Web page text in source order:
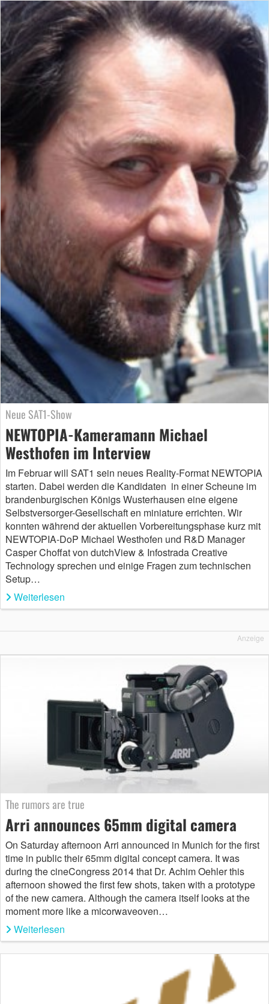
Neue SAT1-Show
NEWTOPIA-Kameramann Michael
Westhofen im Interview
Im Februar will SAT1 sein neues Reality-Format NEWTOPIA
starten. Dabei werden die Kandidaten in einer Scheune im
brandenburgischen Königs Wusterhausen eine eigene
Selbstversorger-Gesellschaft en miniature errichten. Wir
konnten während der aktuellen Vorbereitungsphase kurz mit
NEWTOPIA-DoP Michael Westhofen und R&D Manager
Casper Choffat von dutchView & Infostrada Creative
Technology sprechen und einige Fragen zum technischen
Setup…
Weiterlesen
Anzeige
The rumors are true
Arri announces 65mm digital camera
On Saturday afternoon Arri announced in Munich for the first
time in public their 65mm digital concept camera. It was
during the cineCongress 2014 that Dr. Achim Oehler this
afternoon showed the first few shots, taken with a prototype
of the new camera. Although the camera itself looks at the
moment more like a micorwaveoven…
Weiterlesen